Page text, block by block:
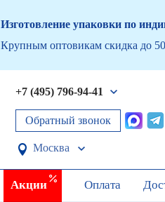
Изготовление упаковки по
Крупным оптовикам скидка до
+7 (495) 796-94-41
Обратный звонок
Москва
Акции Оплата